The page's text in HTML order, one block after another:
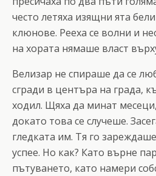
често летяха изящни ята
клюнове. Рееха се волни и
на хората нямаше власт
Велизар не спираше да се
сгради в центъра на града,
ходил. Щяха да минат
докато това се случеше.
гледката им. Тя го
успее. Но как? Като върне
пътуването, като намери